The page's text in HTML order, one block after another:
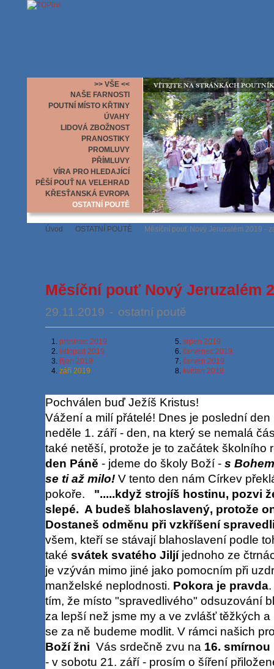
>> VŠE <<
NAŠE FARNOSTI
POUTNÍ MÍSTO KŘTINY
ÚVAHY
LIDOVÁ ZBOŽNOST
PRANOSTIKY
PROMLUVY
PŘÍMLUVY
VÍRA PRO HLEDAJÍCÍ
PĚŠÍ POUŤ NA VELEHRAD
KŘESŤANSKÁ EVROPA
OSTATNÍ POUTĚ
Úvod OSTATNÍ POUTĚ Měsíční pouť Nový Jeruzalém 2019 -
Měsíční pouť Nový Jeruzalém
29.11.2019 - ostatní poutě
1. prosinec 2019
2. listopad 2019
3. říjen 2019
4. září 2019
5.srpen 2019
6.červenec 2019
7.červen 2019
8.květen 2019
Pochválen buď Ježíš Kristus!
Vážení a milí přátelé! Dnes je poslední
neděle 1. září - den, na který se nemalá
také netěší, protože je to začátek školního
den Páně - jdeme do školy Boží - s
se ti až milo!V tento den nám Církev
pokoře. ".....když strojíš hostinu, pozvi
slepé. A budeš blahoslavený, protože
Dostaneš odměnu při vzkříšení
všem, kteří se stávají blahoslavení podle
také svátek svatého Jiljíjednoho ze
je vzýván mimo jiné jako pomocním při
manželské neplodnosti. Pokora je pravda.
tím, že místo "spravedlivého" odsuzování
za lepší než jsme my a ve zvlášť těžkých
se za ně budeme modlit. V rámci našich
Boží žni Vás srdečně zvu na 16.
- v sobotu 21. září - prosím o šíření